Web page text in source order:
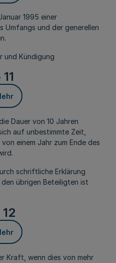
1995 einer
Umfangs und der generellen
und Kündigung
Dauer von 10 Jahren
auf unbestimmte Zeit,
einem Jahr zum Ende des
schriftliche Erklärung
den übrigen Beteiligten ist
12
Kraft, wenn dies von mehr